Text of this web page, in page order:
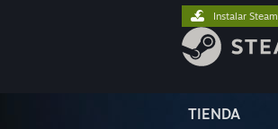
TIENDA
Instalar Steam